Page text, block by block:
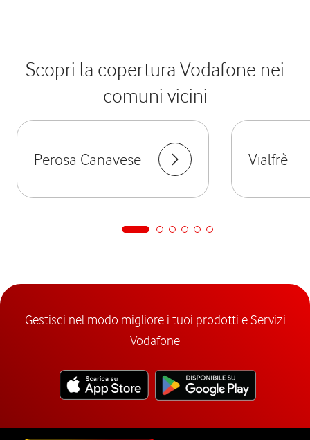
Scopri la copertura Vodafone nei
comuni vicini
Perosa Canavese Vialfrè
Gestisci nel modo migliore i tuoi prodotti e Servizi
Vodafone